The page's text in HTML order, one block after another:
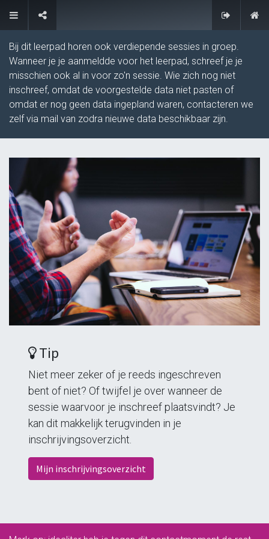
Bij dit leerpad horen ook verdiepende sessies in groep.
Wanneer je je aanmeldde voor het leerpad, schreef je je
misschien ook al in voor zo'n sessie. Wie zich nog niet
inschreef, omdat de voorgestelde data niet pasten of
omdat er nog geen data ingepland waren, contacteren we
zelf via mail van zodra nieuwe data beschikbaar zijn.
Tip
Niet meer zeker of je reeds ingeschreven
bent of niet? Of twijfel je over wanneer de
sessie waarvoor je inschreef plaatsvindt? Je
kan dit makkelijk terugvinden in je
inschrijvingsoverzicht.
Mijn inschrijvingsoverzicht
leeromgeving@katholiekonderwijs.vlaanderen
privacyverklaring cookiebeleid
Aangeboden door
- Maak eengratis website